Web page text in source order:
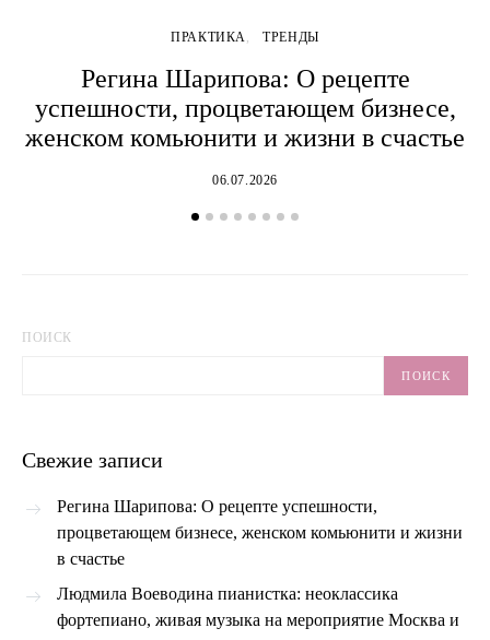
ПРАКТИКА ТРЕНДЫ
Регина Шарипова: О рецепте
успешности, процветающем бизнесе,
женском комьюнити и жизни в счастье
06.07.2026
ПОИСК
ПОИСК
Свежие записи
Регина Шарипова: О рецепте успешности,
процветающем бизнесе, женском комьюнити и жизни
в счастье
Людмила Воеводина пианистка: неоклассика
фортепиано, живая музыка на мероприятие Москва и